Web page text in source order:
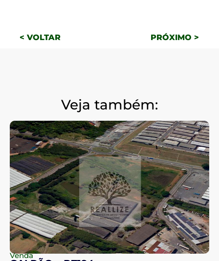
< VOLTAR PRÓXIMO >
Veja também:
Venda